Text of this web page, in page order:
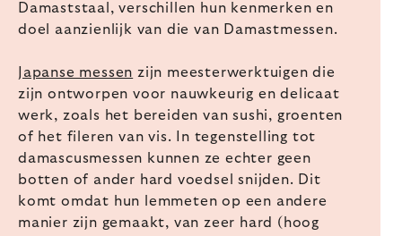
Damaststaal, verschillen hun kenmerken en
doel aanzienlijk van die van Damastmessen.
Japanse messen zijn meesterwerktuigen die
zijn ontworpen voor nauwkeurig en delicaat
werk, zoals het bereiden van sushi, groenten
of het fileren van vis. In tegenstelling tot
damascusmessen kunnen ze echter geen
botten of ander hard voedsel snijden. Dit
komt omdat hun lemmeten op een andere
manier zijn gemaakt, van zeer hard (hoog